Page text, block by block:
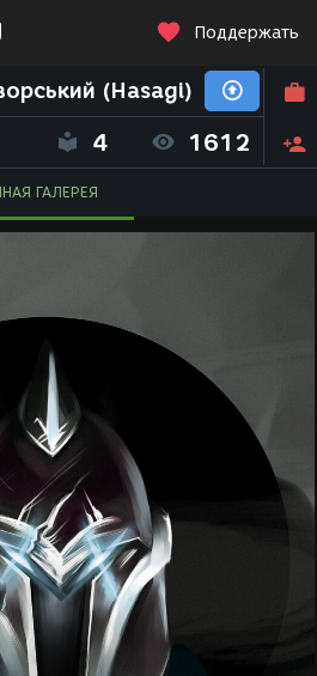
Поддержать
(Hasagi)
4 1612
ГАЛЕРЕЯ